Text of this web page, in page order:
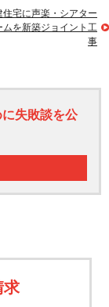
住宅に声楽・シアター
ムを新築ジョイント工
事
失敗談を公
求